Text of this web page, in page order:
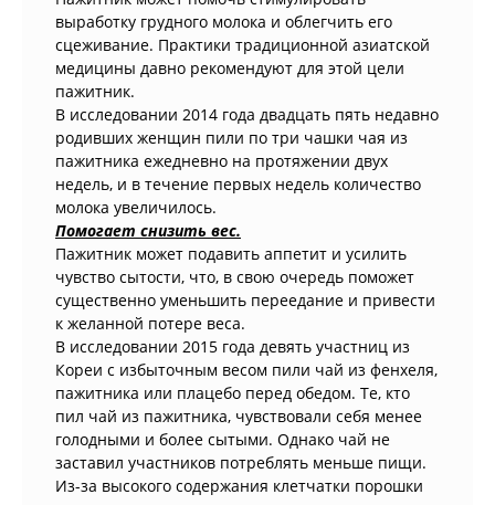
выработку грудного молока и облегчить его
сцеживание. Практики традиционной азиатской
медицины давно рекомендуют для этой цели
пажитник.
В исследовании 2014 года двадцать пять недавно
родивших женщин пили по три чашки чая из
пажитника ежедневно на протяжении двух
недель, и в течение первых недель количество
молока увеличилось.
Помогает снизить вес.
Пажитник может подавить аппетит и усилить
чувство сытости, что, в свою очередь поможет
существенно уменьшить переедание и привести
к желанной потере веса.
В исследовании 2015 года девять участниц из
Кореи с избыточным весом пили чай из фенхеля,
пажитника или плацебо перед обедом. Те, кто
пил чай из пажитника, чувствовали себя менее
голодными и более сытыми. Однако чай не
заставил участников потреблять меньше пищи.
Из-за высокого содержания клетчатки порошки